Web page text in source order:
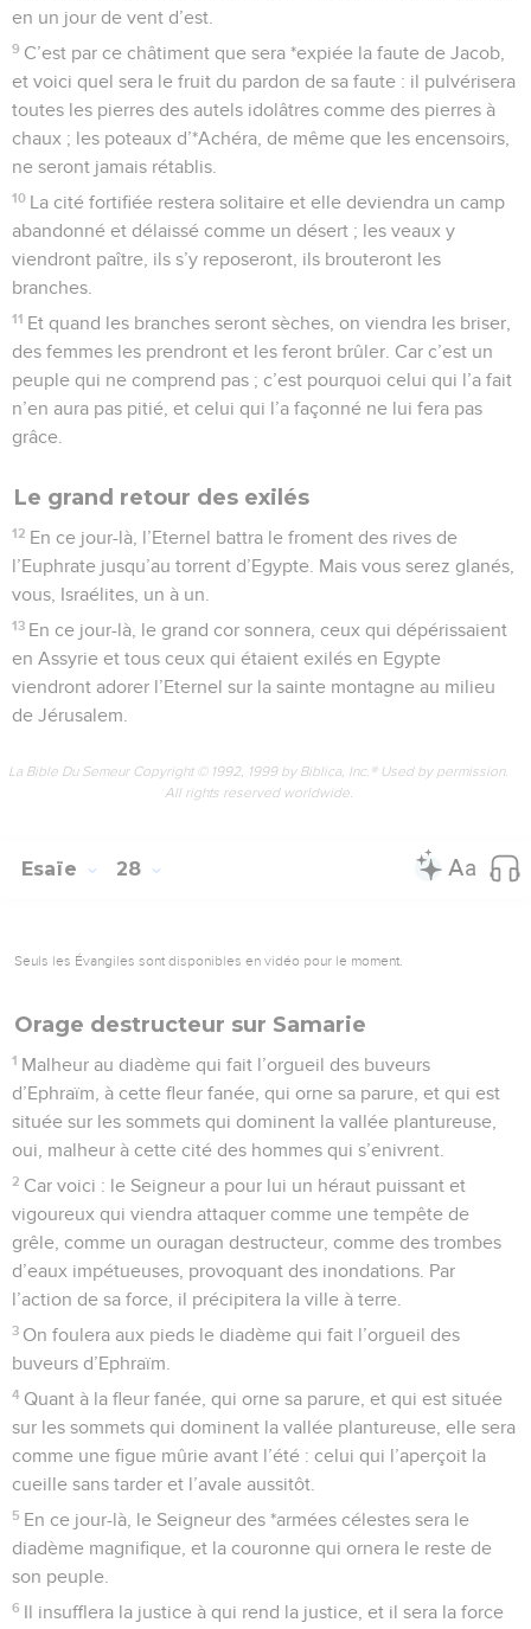
en un jour de vent d’est.
9 C’est par ce châtiment que sera *expiée la faute de Jacob,
et voici quel sera le fruit du pardon de sa faute : il pulvérisera
toutes les pierres des autels idolâtres comme des pierres à
chaux ; les poteaux d’*Achéra, de même que les encensoirs,
ne seront jamais rétablis.
10 La cité fortifiée restera solitaire et elle deviendra un camp
abandonné et délaissé comme un désert ; les veaux y
viendront paître, ils s’y reposeront, ils brouteront les
branches.
11 Et quand les branches seront sèches, on viendra les briser,
des femmes les prendront et les feront brûler. Car c’est un
peuple qui ne comprend pas ; c’est pourquoi celui qui l’a fait
n’en aura pas pitié, et celui qui l’a façonné ne lui fera pas
grâce.
Le grand retour des exilés
12 En ce jour-là, l’Eternel battra le froment des rives de
l’Euphrate jusqu’au torrent d’Egypte. Mais vous serez glanés,
vous, Israélites, un à un.
13 En ce jour-là, le grand cor sonnera, ceux qui dépérissaient
en Assyrie et tous ceux qui étaient exilés en Egypte
viendront adorer l’Eternel sur la sainte montagne au milieu
de Jérusalem.
La Bible Du Semeur Copyright © 1992, 1999 by Biblica, Inc.® Used by permission.
All rights reserved worldwide.
Esaïe 28
Seuls les Évangiles sont disponibles en vidéo pour le moment.
Orage destructeur sur Samarie
1 Malheur au diadème qui fait l’orgueil des buveurs
d’Ephraïm, à cette fleur fanée, qui orne sa parure, et qui est
située sur les sommets qui dominent la vallée plantureuse,
oui, malheur à cette cité des hommes qui s’enivrent.
2 Car voici : le Seigneur a pour lui un héraut puissant et
vigoureux qui viendra attaquer comme une tempête de
grêle, comme un ouragan destructeur, comme des trombes
d’eaux impétueuses, provoquant des inondations. Par
l’action de sa force, il précipitera la ville à terre.
3 On foulera aux pieds le diadème qui fait l’orgueil des
buveurs d’Ephraïm.
4 Quant à la fleur fanée, qui orne sa parure, et qui est située
sur les sommets qui dominent la vallée plantureuse, elle sera
comme une figue mûrie avant l’été : celui qui l’aperçoit la
cueille sans tarder et l’avale aussitôt.
5 En ce jour-là, le Seigneur des *armées célestes sera le
diadème magnifique, et la couronne qui ornera le reste de
son peuple.
6 Il insufflera la justice à qui rend la justice, et il sera la force